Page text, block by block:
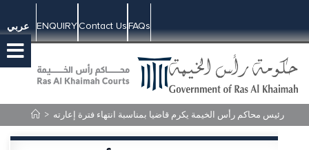
عربي ENQUIRYContact UsFAQs
> رئيس محاكم رأس الخيمة يكرم قاضيا بمناسبة انتهاء فترة إعارته